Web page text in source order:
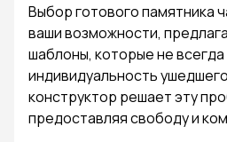
Выбор готового памятника
ваши возможности,
шаблоны, которые не
индивидуальность
конструктор решает эту
предоставляя свободу и